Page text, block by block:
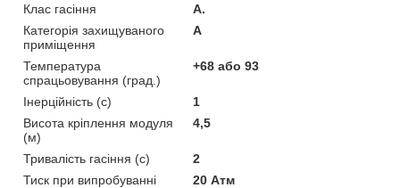
Клас гасіння
А.
Категорія захищуваного
приміщення
А
Температура
спрацьовування (град.)
+68 або 93
Інерційність (с)
1
Висота кріплення модуля
(м)
4,5
Тривалість гасіння (с)
2
Тиск при випробуванні
20 Атм